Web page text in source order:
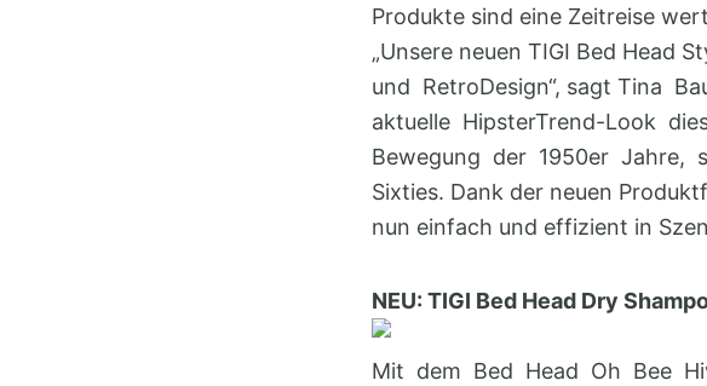
Produkte sind eine Zeitreise
„Unsere neuen TIGI Bed Head
und RetroDesign“, sagt Tina
aktuelle HipsterTrend-Look
Bewegung der 1950er Jahre,
Sixties. Dank der neuen
nun einfach und effizient in
NEU: TIGI Bed Head Dry
Mit dem Bed Head Oh Bee